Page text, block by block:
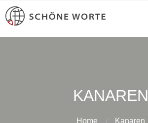
KANAREN
Home Kanaren